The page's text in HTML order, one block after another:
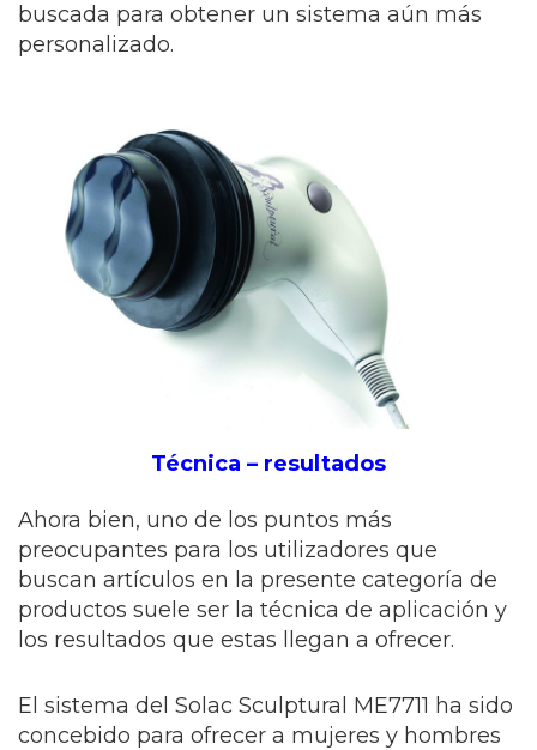
buscada para obtener un sistema aún más
personalizado.
Técnica – resultados
Ahora bien, uno de los puntos más
preocupantes para los utilizadores que
buscan artículos en la presente categoría de
productos suele ser la técnica de aplicación y
los resultados que estas llegan a ofrecer.
El sistema del Solac Sculptural ME7711 ha sido
concebido para ofrecer a mujeres y hombres